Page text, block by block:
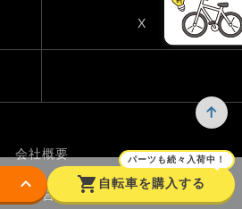
keyboard_arrow_down shopping_cart
パーツも続々入荷中！
自転車を購入する
X
会社概要
お問い合わせ